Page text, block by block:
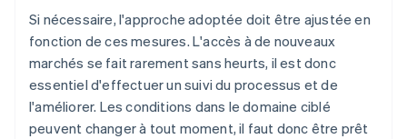
Si nécessaire, l'approche adoptée doit être ajustée en
fonction de ces mesures. L'accès à de nouveaux
marchés se fait rarement sans heurts, il est donc
essentiel d'effectuer un suivi du processus et de
l'améliorer. Les conditions dans le domaine ciblé
peuvent changer à tout moment, il faut donc être prêt